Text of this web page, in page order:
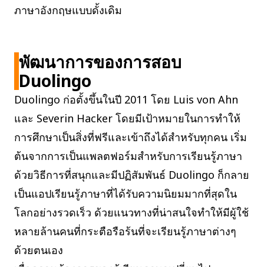
ภาษาอังกฤษแบบดั้งเดิม
พัฒนาการของการสอบ
Duolingo
Duolingo ก่อตั้งขึ้นในปี 2011 โดย Luis von Ahn
และ Severin Hacker โดยมีเป้าหมายในการทำให้
การศึกษาเป็นสิ่งที่ฟรีและเข้าถึงได้สำหรับทุกคน เริ่ม
ต้นจากการเป็นแพลตฟอร์มสำหรับการเรียนรู้ภาษา
ด้วยวิธีการที่สนุกและมีปฏิสัมพันธ์ Duolingo ก็กลาย
เป็นแอปเรียนรู้ภาษาที่ได้รับความนิยมมากที่สุดใน
โลกอย่างรวดเร็ว ด้วยแนวทางที่น่าสนใจทำให้มีผู้ใช้
หลายล้านคนที่กระตือรือร้นที่จะเรียนรู้ภาษาต่างๆ
ด้วยตนเอง